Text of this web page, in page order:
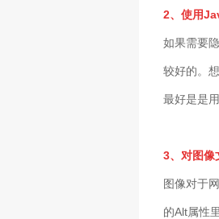
2、使用
如果需要
较好的。
最好是是
3、对图像
图像对于
的Alt属性